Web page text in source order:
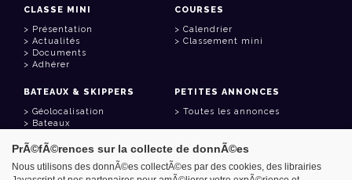
CLASSE MINI
Présentation
Actualités
Documents
Adhérer
COURSES
Calendrier
Classement mini
BATEAUX & SKIPPERS
Géolocalisation
Bateaux
PETITES ANNONCES
Toutes les annonces
LIENS UTILES
PrÃ©fÃ©rences sur la collecte de donnÃ©es
Nous utilisons des donnÃ©es collectÃ©es par des cookies, des librairies